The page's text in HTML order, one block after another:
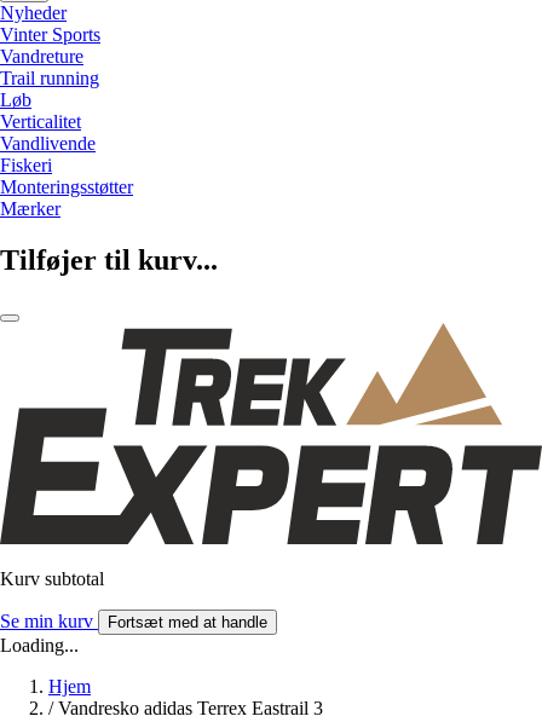
Nyheder
Vinter Sports
Vandreture
Trail running
Løb
Verticalitet
Vandlivende
Fiskeri
Monteringsstøtter
Mærker
Tilføjer til kurv...
Kurv subtotal
Se min kurv Fortsæt med at handle
Loading...
Hjem
/ Vandresko adidas Terrex Eastrail 3